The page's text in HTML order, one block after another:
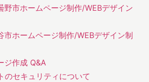
野市ホームページ制作/WEBデザイン
市ホームページ制作/WEBデザイン制
ジ作成 Q&A
のセキュリティについて